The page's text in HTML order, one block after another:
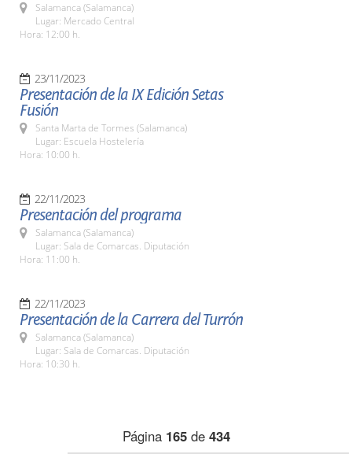
Salamanca (Salamanca)
Lugar: Mercado Central
Hora: 12:00 h.
23/11/2023
Presentación de la IX Edición Setas
Fusión
Santa Marta de Tormes (Salamanca)
Lugar: Escuela Hostelería
Hora: 10:00 h.
22/11/2023
Presentación del programa
Salamanca (Salamanca)
Lugar: Sala de Comarcas. Diputación
Hora: 11:00 h.
22/11/2023
Presentación de la Carrera del Turrón
Salamanca (Salamanca)
Lugar: Sala de Comarcas. Diputación
Hora: 10:30 h.
Página 165de 434